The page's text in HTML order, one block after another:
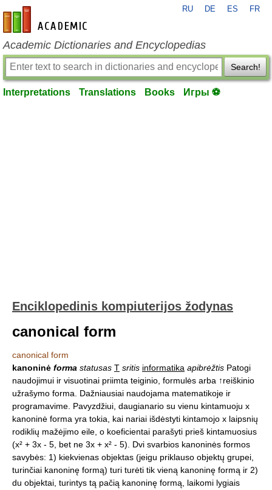
en-academic.com
RU DE ES FR
Academic Dictionaries and Encyclopedias
Search!
Interpretations Translations Books Игры ⚽
Enciklopedinis kompiuterijos žodynas
canonical form
canonical form
kanoninė forma statusas T sritis informatika apibrėžtis Patogi
naudojimui ir visuotinai priimta teiginio, formulės arba ↑reiškinio
užrašymo forma. Dažniausiai naudojama matematikoje ir
programavime. Pavyzdžiui, daugianario su vienu kintamuoju x
kanoninė forma yra tokia, kai nariai išdėstyti kintamojo x laipsnių
rodiklių mažėjimo eile, o koeficientai parašyti prieš kintamuosius
(x² + 3x - 5, bet ne 3x + x² - 5). Dvi svarbios kanoninės formos
savybės: 1) kiekvienas objektas (jeigu priklauso objektų grupei,
turinčiai kanoninę formą) turi turėti tik vieną kanoninę formą ir 2)
du objektai, turintys tą pačią kanoninę formą, laikomi lygiais